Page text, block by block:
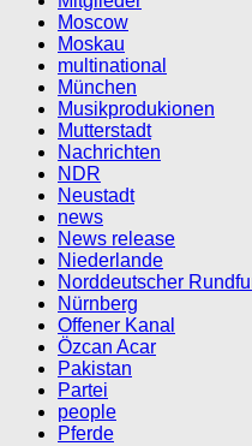
Moscow
Moskau
multinational
München
Musikprodukionen
Mutterstadt
Nachrichten
NDR
Neustadt
news
News release
Niederlande
Norddeutscher
Nürnberg
Offener Kanal
Özcan Acar
Pakistan
Partei
people
Pferde